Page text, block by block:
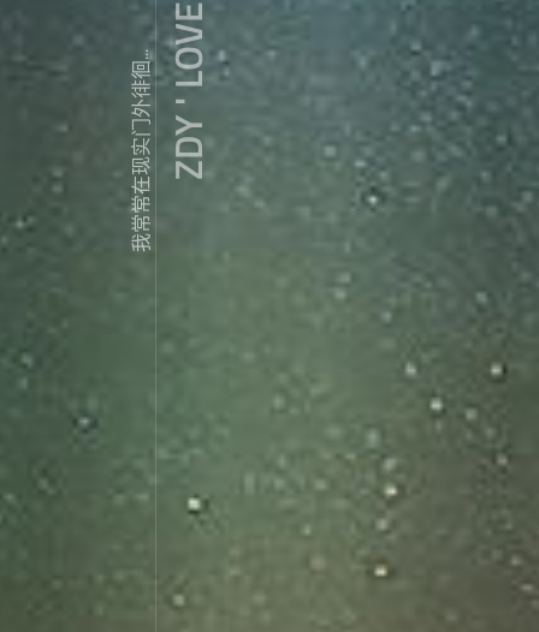
我常常在现实门外徘徊...ZDY ' LOVE